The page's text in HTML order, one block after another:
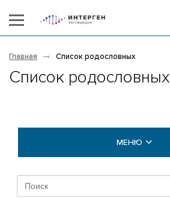
Главная Список родословных
Список родословных
МЕНЮ